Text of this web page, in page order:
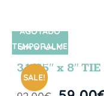
SIN STOCK
SALE!
AGOTADO
TEMPORALME
NTE
31.75″ x 8″